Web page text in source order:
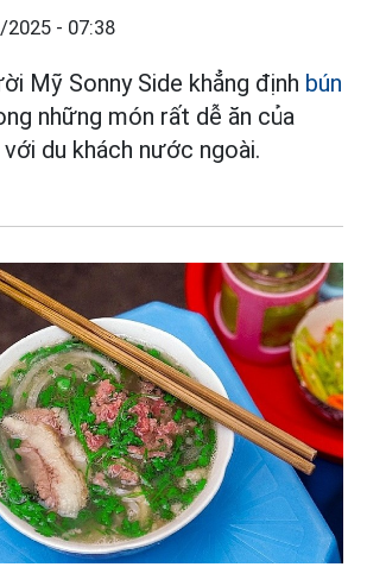
2025 - 07:38
Mỹ Sonny Side khẳng định bún
những món rất dễ ăn của
du khách nước ngoài.